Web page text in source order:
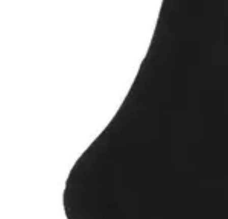
neutrale sorte farve gør dem nemme at matche med resten af din
garderobe, og de fremstår altid præsentable. Når du køber dem i en
2-pak, får du ensartede sokker, hvilket gør sorteringen efter vask
Ekstra blød bambusviskose for maksimal komfort
Åndbart og temperaturregulerende materiale
Klassisk sort design til alle anledninger
God holdbarhed og pasform med polyamid og elastan
Unisex model til både mænd og kvinder
Hvem passer de godt til?
Disse knæsokker er perfekte til dig, der foretrækker lange strømper
frem for almindelige sokker. De er velegnede til erhvervsfolk, der
bærer jakkesæt, eller til enhver, der ønsker den bløde fornemmelse
af bambus kombineret med den ekstra dækning af underbenet.
Vaskeanvisning